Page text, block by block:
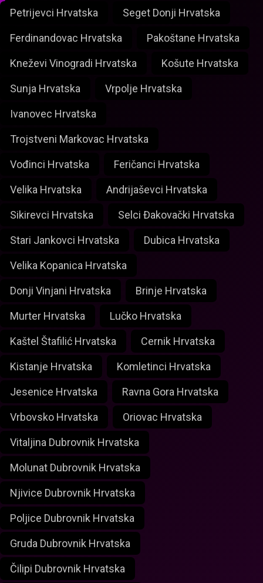
Petrijevci Hrvatska Seget Donji Hrvatska
Ferdinandovac Hrvatska Pakoštane Hrvatska
Kneževi Vinogradi Hrvatska Košute Hrvatska
Sunja Hrvatska Vrpolje Hrvatska
Ivanovec Hrvatska
Trojstveni Markovac Hrvatska
Vođinci Hrvatska Feričanci Hrvatska
Velika Hrvatska Andrijaševci Hrvatska
Sikirevci Hrvatska Selci Đakovački Hrvatska
Stari Jankovci Hrvatska Dubica Hrvatska
Velika Kopanica Hrvatska
Donji Vinjani Hrvatska Brinje Hrvatska
Murter Hrvatska Lučko Hrvatska
Kaštel Štafilić Hrvatska Cernik Hrvatska
Kistanje Hrvatska Komletinci Hrvatska
Jesenice Hrvatska Ravna Gora Hrvatska
Vrbovsko Hrvatska Oriovac Hrvatska
Vitaljina Dubrovnik Hrvatska
Molunat Dubrovnik Hrvatska
Njivice Dubrovnik Hrvatska
Poljice Dubrovnik Hrvatska
Gruda Dubrovnik Hrvatska
Čilipi Dubrovnik Hrvatska